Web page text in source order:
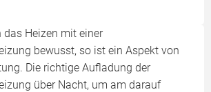
Heizen mit einer
bewusst, so ist ein Aspekt von
Die richtige Aufladung der
über Nacht, um am darauf